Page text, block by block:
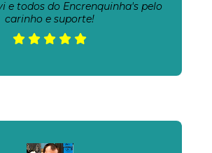
e todos do Encrenquinha's pelo
carinho e suporte!